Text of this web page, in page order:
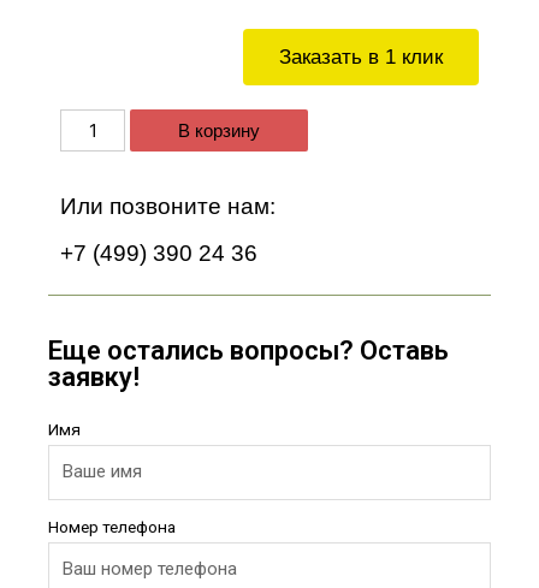
Заказать в 1 клик
В корзину
Или позвоните нам:
+7 (499) 390 24 36
Еще остались вопросы? Оставь
заявку!
Имя
Номер телефона